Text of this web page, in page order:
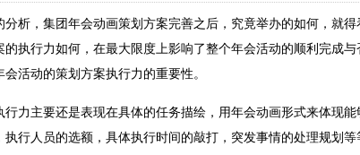
析，集团年会动画策划方案完善之后，究竟举办的如何，就得
的执行力如何，在最大限度上影响了整个年会活动的顺利完成
活动的策划方案执行力的重要性。
力主要还是表现在具体的任务描绘，用年会动画形式来体现能
行人员的选额，具体执行时间的敲打，突发事情的处理规划